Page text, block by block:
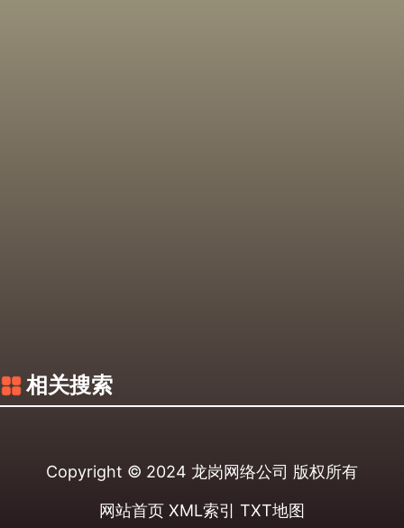
相关搜索
Copyright © 2024 龙岗网络公司 版权所有
网站首页 XML索引 TXT地图